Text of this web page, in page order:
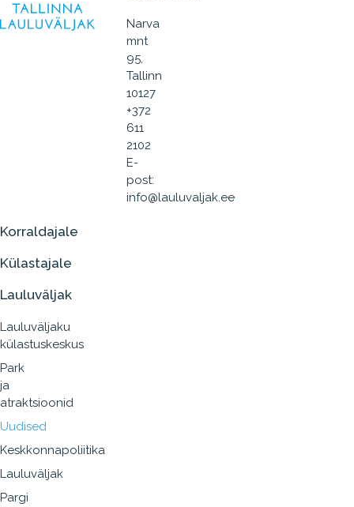
Narva
mnt
95,
Tallinn
10127
+372
611
2102
E-
post:
info@lauluvaljak.ee
Korraldajale
Külastajale
Lauluväljak
Lauluväljaku
külastuskeskus
Park
ja
atraktsioonid
Uudised
Keskkonnapoliitika
Lauluväljak
Pargi